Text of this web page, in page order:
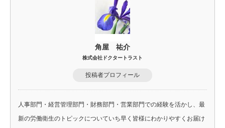
角屋 祐介
株式会社ドクタートラスト
投稿者プロフィール
人事部門・経営管理部門・財務部門・営業部門での経験を活かし、最
新の労働衛生のトピックについていち早く皆様にわかりやすくお届け